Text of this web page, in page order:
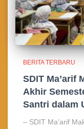
BERITA TERBARU
SDIT Ma’arif
Akhir
Santri dalam
– SDIT Ma’arif